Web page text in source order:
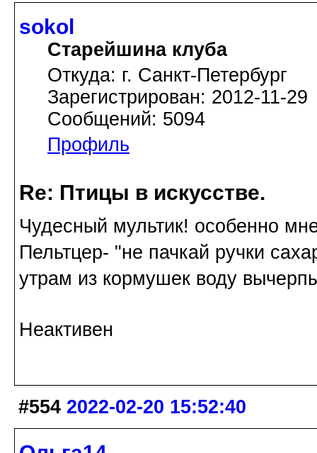
sokol
Старейшина клуба
Откуда: г. Санкт-Петербург
Зарегистрирован: 2012-11-29
Сообщений: 5094
Профиль
Re: Птицы в искусстве.
Чудесный мультик! особенно
Пельтцер- "не пачкай ручки
утрам из кормушек воду
Неактивен
#554 2022-02-20 15:52:40